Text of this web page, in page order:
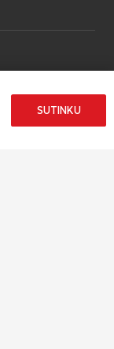
SUTINKU